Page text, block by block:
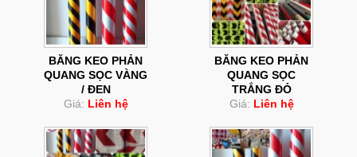
BĂNG KEO PHẢN
QUANG SỌC VÀNG
/ ĐEN
Giá: Liên hệ
BĂNG KEO PHẢN
QUANG SỌC
TRẮNG ĐỎ
Giá: Liên hệ